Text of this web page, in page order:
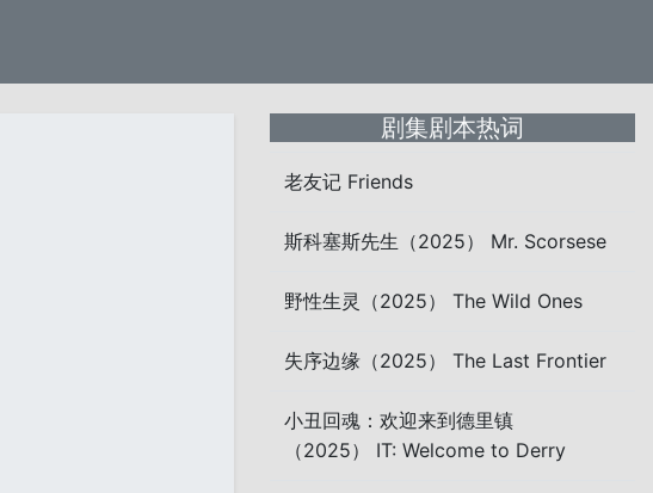
剧集剧本热词
老友记 Friends
斯科塞斯先生（2025） Mr. Scorsese
野性生灵（2025） The Wild Ones
失序边缘（2025） The Last Frontier
小丑回魂：欢迎来到德里镇
（2025） IT: Welcome to Derry